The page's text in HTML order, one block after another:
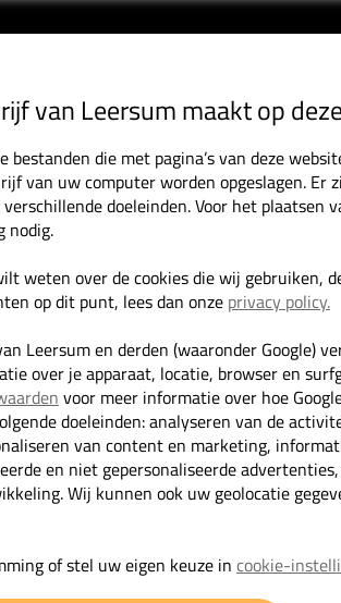
HOME
Opel Vivaro 1.6 CDTI 146PK Irmscher GT
van Leersum maakt op
bestanden die met pagina’s van deze
van uw computer worden opgeslagen.
doeleinden. Voor het plaatsen
nodig.
weten over de cookies die wij gebruiken,
op dit punt, lees dan onze privacy policy.
Leersum en derden (waaronder Google)
over je apparaat, locatie, browser en
voor meer informatie over hoe
doeleinden: analyseren van de
van content en marketing,
en niet gepersonaliseerde
Wij kunnen ook uw geolocatie
of stel uw eigen keuze in cookie-